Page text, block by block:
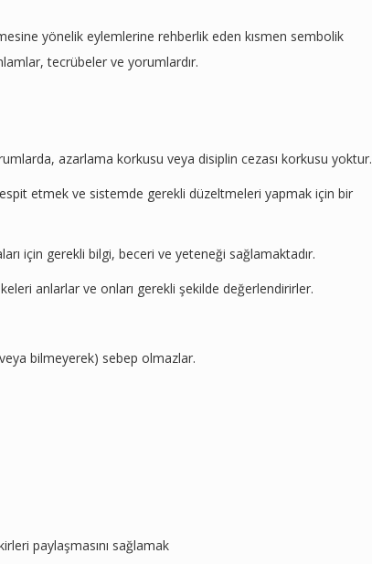
yönelik eylemlerine rehberlik eden kısmen sembolik
tecrübeler ve yorumlardır.
azarlama korkusu veya disiplin cezası korkusu yoktur.
etmek ve sistemde gerekli düzeltmeleri yapmak için bir
için gerekli bilgi, beceri ve yeteneği sağlamaktadır.
anlarlar ve onları gerekli şekilde değerlendirirler.
bilmeyerek) sebep olmazlar.
paylaşmasını sağlamak